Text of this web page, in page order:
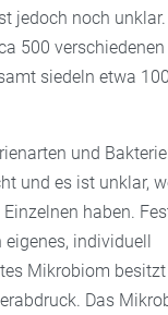
jedoch noch
500
siedeln etwa
und
und es ist unklar,
haben.
eigenes, individuell
Mikrobiom
Das